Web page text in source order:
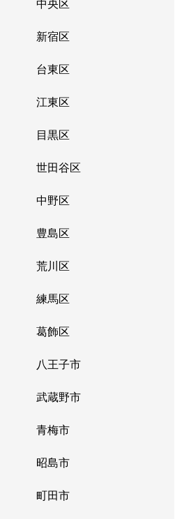
新宿区
台東区
江東区
目黒区
世田谷区
中野区
豊島区
荒川区
練馬区
葛飾区
八王子市
武蔵野市
青梅市
昭島市
町田市